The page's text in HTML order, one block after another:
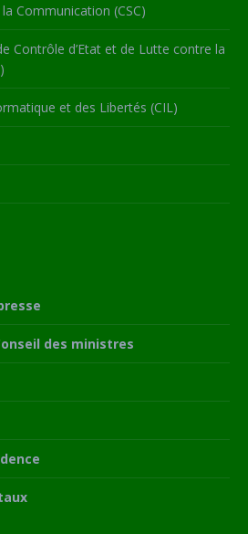
Communication (CSC)
Contrôle d’Etat et de Lutte contre la
et des Libertés (CIL)
des ministres